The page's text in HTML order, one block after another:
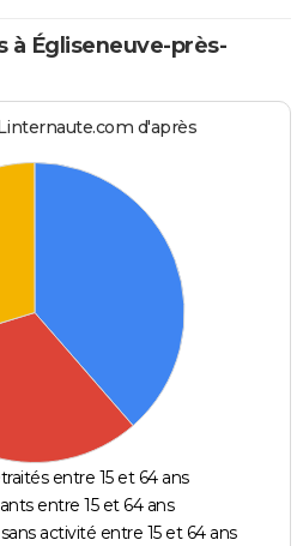
à Égliseneuve-près-
d'après
entre 15 et 64 ans
entre 15 et 64 ans
activité entre 15 et 64 ans